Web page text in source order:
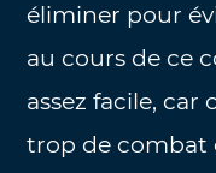
éliminer pour
au cours de ce
assez facile,
trop de combat